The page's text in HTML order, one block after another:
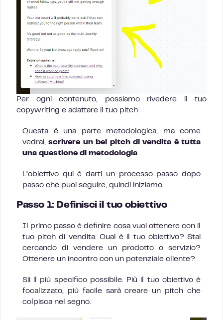
Per ogni contenuto, possiamo rivedere il tuo
copywriting e adattare il tuo pitch
Questa è una parte metodologica, ma come
vedrai,scrivere un bel pitch di vendita è tutta
una questione di metodologia.
L’obiettivo qui è darti un processo passo dopo
passo che puoi seguire, quindi iniziamo.
Passo 1: Definisci il tuo obiettivo
Il primo passo è definire cosa vuoi ottenere con il
tuo pitch di vendita. Qual è il tuo obiettivo? Stai
cercando di vendere un prodotto o servizio?
Ottenere un incontro con un potenziale cliente?
Sii il più specifico possibile. Più il tuo obiettivo è
focalizzato, più facile sarà creare un pitch che
colpisca nel segno.